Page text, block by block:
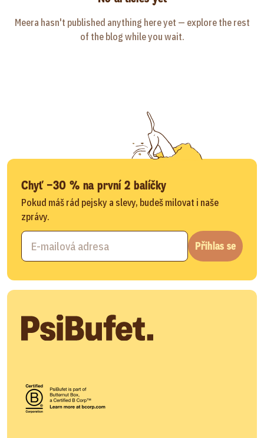
Meera hasn't published anything here yet — explore the rest
of the blog while you wait.
Chyť −30 % na první 2 balíčky
Pokud máš rád pejsky a slevy, budeš milovat i naše
zprávy.
Přihlas se